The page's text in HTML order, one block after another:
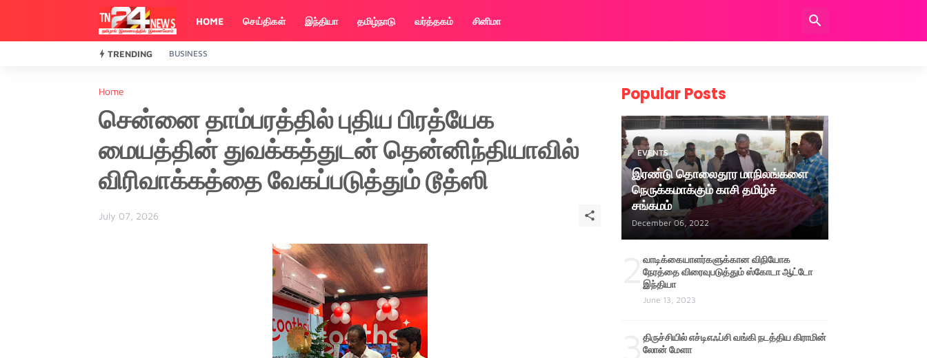
HOME செய்திகள் இந்தியா தமிழ்நாடு வர்த்தகம் சினிமா
TRENDING BUSINESS
Home
சென்னை தாம்பரத்தில் புதிய பிரத்யேக
மையத்தின் துவக்கத்துடன் தென்னிந்தியாவில்
விரிவாக்கத்தை வேகப்படுத்தும் டூத்ஸி
July 07, 2026
Popular Posts
EVENTS
இரண்டு தொலைதூர மாநிலங்களை
நெருக்கமாக்கும் காசி தமிழ்ச்
சங்கமம்
December 06, 2022
வாடிக்கையாளர்களுக்கான விநியோக
நேரத்தை விரைவுபடுத்தும் ஸ்கோடா ஆட்டோ
இந்தியா
June 13, 2023
திருச்சியில் எச்டிஎஃப்சி வங்கி நடத்திய கிராமின்
லோன் மேளா